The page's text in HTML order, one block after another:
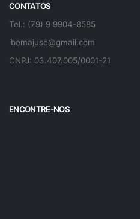
CONTATOS
Tel.: (79) 9 9904-8585
ibemajuse@gmail.com
CNPJ: 03.407.005/0001-21
ENCONTRE-NOS